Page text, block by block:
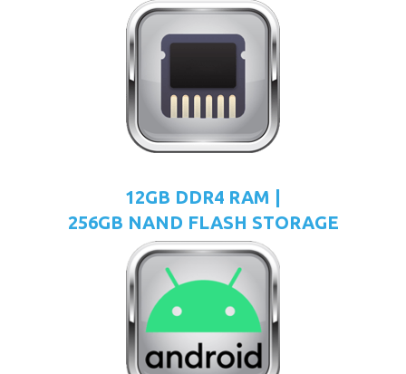
12GB DDR4 RAM |
256GB NAND FLASH STORAGE